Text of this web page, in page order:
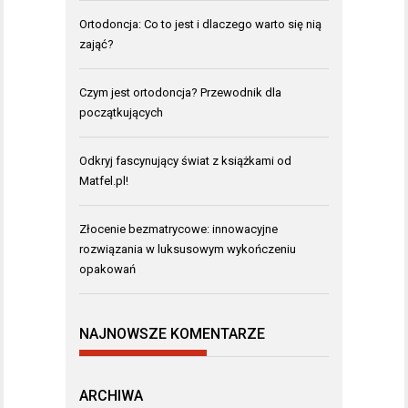
Ortodoncja: Co to jest i dlaczego warto się nią
zająć?
Czym jest ortodoncja? Przewodnik dla
początkujących
Odkryj fascynujący świat z książkami od
Matfel.pl!
Złocenie bezmatrycowe: innowacyjne
rozwiązania w luksusowym wykończeniu
opakowań
NAJNOWSZE KOMENTARZE
ARCHIWA